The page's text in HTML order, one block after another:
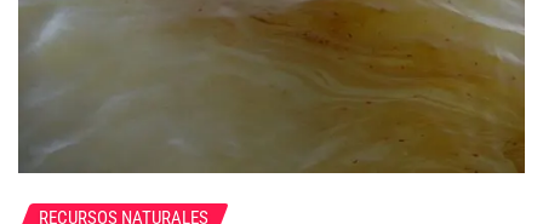
RECURSOS NATURALES